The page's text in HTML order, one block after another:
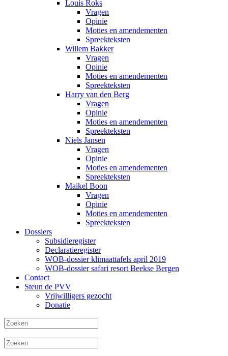
Louis Roks
Vragen
Opinie
Moties en amendementen
Spreekteksten
Willem Bakker
Vragen
Opinie
Moties en amendementen
Spreekteksten
Harry van den Berg
Vragen
Opinie
Moties en amendementen
Spreekteksten
Niels Jansen
Vragen
Opinie
Moties en amendementen
Spreekteksten
Maikel Boon
Vragen
Opinie
Moties en amendementen
Spreekteksten
Dossiers
Subsidieregister
Declaratieregister
WOB-dossier klimaattafels april 2019
WOB-dossier safari resort Beekse Bergen
Contact
Steun de PVV
Vrijwilligers gezocht
Donatie